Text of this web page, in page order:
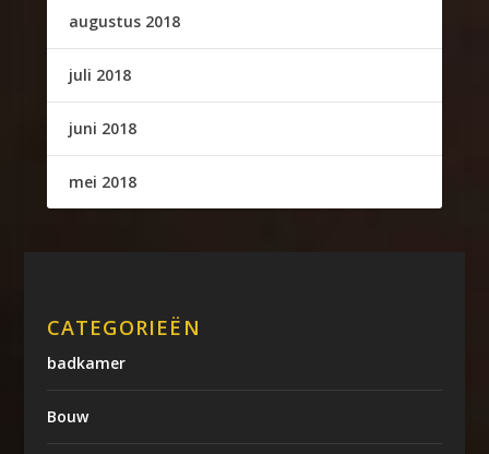
augustus 2018
juli 2018
juni 2018
mei 2018
CATEGORIEËN
badkamer
Bouw